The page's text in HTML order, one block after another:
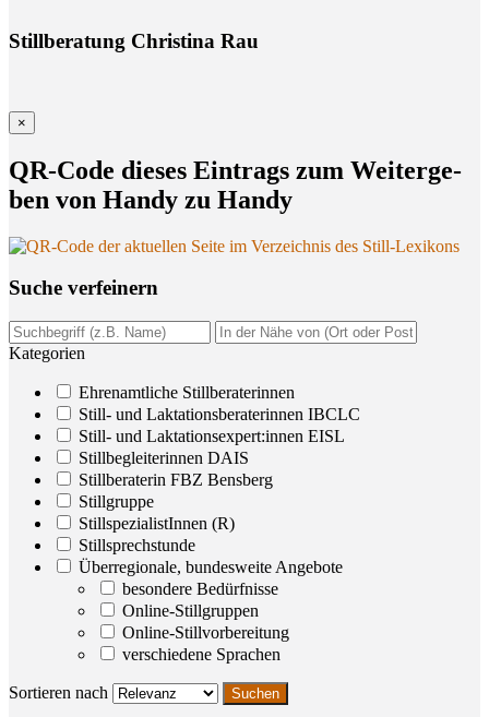
Stillberatung Christina Rau
×
QR-Code die­ses Ein­trags zum Wei­ter­ge­
ben von Han­dy zu Handy
Suche ver­fei­nern
Kategorien
Ehrenamtliche Stillberaterinnen
Still- und Laktationsberaterinnen IBCLC
Still- und Laktationsexpert:innen EISL
Stillbegleiterinnen DAIS
Stillberaterin FBZ Bensberg
Stillgruppe
StillspezialistInnen (R)
Stillsprechstunde
Überregionale, bundesweite Angebote
besondere Bedürfnisse
Online-Stillgruppen
Online-Stillvorbereitung
verschiedene Sprachen
Sortieren nach